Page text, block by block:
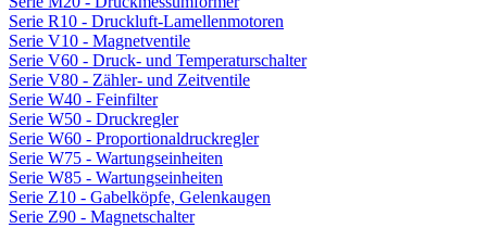
Serie R10 - Druckluft-Lamellenmotoren
Serie V10 - Magnetventile
Serie V60 - Druck- und Temperaturschalter
Serie V80 - Zähler- und Zeitventile
Serie W40 - Feinfilter
Serie W50 - Druckregler
Serie W60 - Proportionaldruckregler
Serie W75 - Wartungseinheiten
Serie W85 - Wartungseinheiten
Serie Z10 - Gabelköpfe, Gelenkaugen
Serie Z90 - Magnetschalter